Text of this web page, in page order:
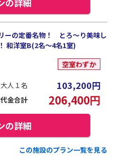
ーの定番名物！ とろ～り美味し
和洋室B(2名～4名1室)
空室わずか
大人１名 103,200円
金合計 206,400円
の詳細
この施設のプラン一覧を見る